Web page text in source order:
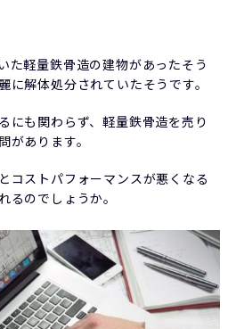
た軽量鉄骨造の建物があったそう
に解体処分されていたそうです。
にも関わらず、軽量鉄骨造を売り
があります。
コストパフォーマンスが悪くなる
るのでしょうか。